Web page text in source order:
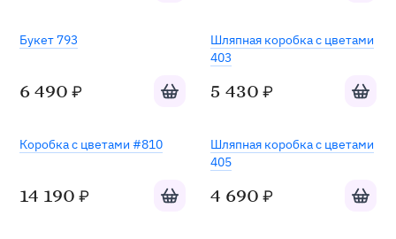
Букет 793
6 490 ₽ Добавить в корзину
Шляпная коробка с цветами
403
Хит
5 430 ₽
Коробка с цветами #810
14 190 ₽ Добавить в корзину
Шляпная коробка с цветами
405
4 690 ₽